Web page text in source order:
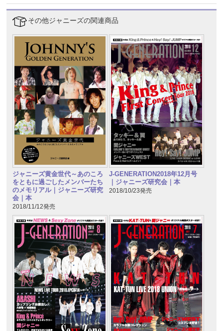
その他ジャニーズの関連商品
ジャニーズ黄金世代～あのころ
をともに過ごしたメンバーたち
のメモリアル｜ジャニーズ研究
会｜本
2018/11/12発売
J-GENERATION2018年12月号
｜ジャニーズ研究会｜本
2018/10/23発売